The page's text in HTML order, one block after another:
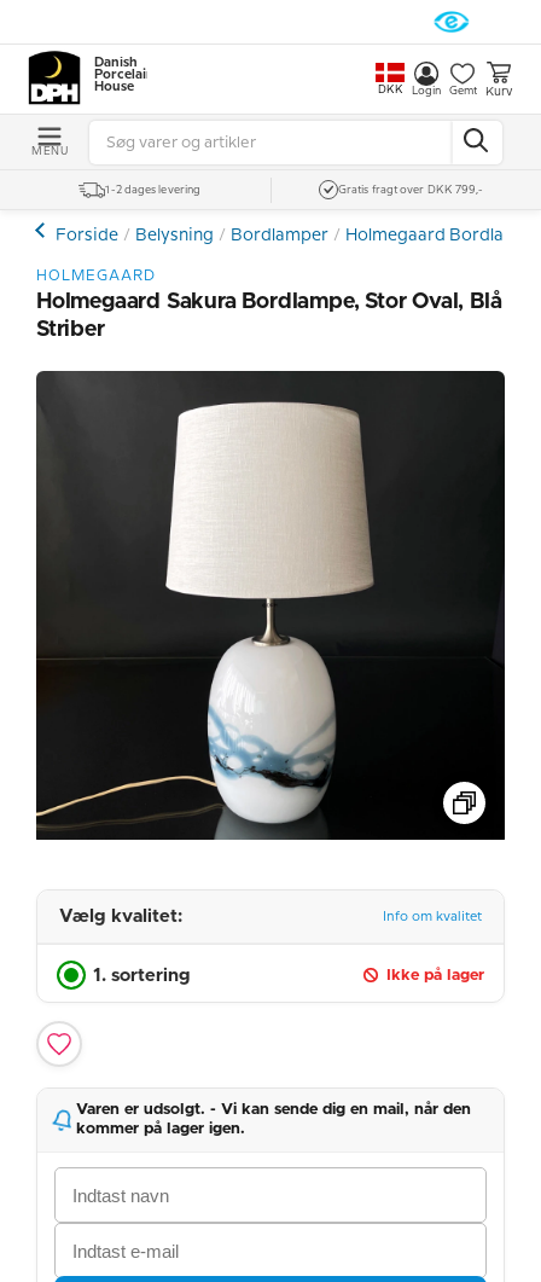
Danish
Porcelain
House
DKK Login Gemt Kurv
MENU
1-2 dages levering Gratis fragt over DKK 799,-
Forside Belysning Bordlamper Holmegaard
HOLMEGAARD
Holmegaard Sakura Bordlampe, Stor Oval, Blå
Striber
Vælg kvalitet: Info om kvalitet
1. sortering Ikke på lager
Varen er udsolgt. - Vi kan sende dig en mail, når den
kommer på lager igen.